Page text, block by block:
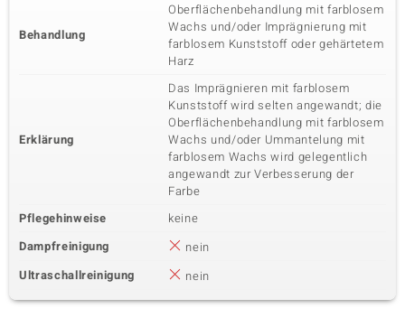
Behandlung
Oberflächenbehandlung mit farblosem
Wachs und/oder Imprägnierung mit
farblosem Kunststoff oder gehärtetem
Harz
Erklärung
Das Imprägnieren mit farblosem
Kunststoff wird selten angewandt; die
Oberflächenbehandlung mit farblosem
Wachs und/oder Ummantelung mit
farblosem Wachs wird gelegentlich
angewandt zur Verbesserung der
Farbe
Pflegehinweise
keine
Dampfreinigung
nein
Ultraschallreinigung
nein